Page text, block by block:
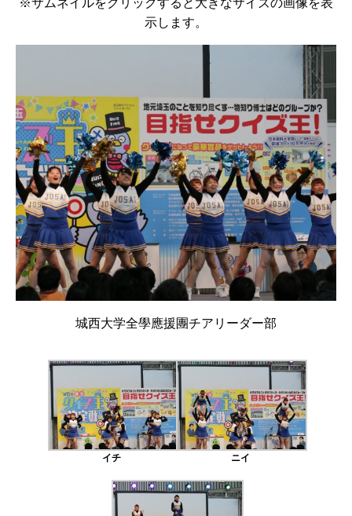
※サムネイルをクリックすると大きなサイズの画像を表
示します。
城西大学全學應援團チアリーダー部
イチ ニイ